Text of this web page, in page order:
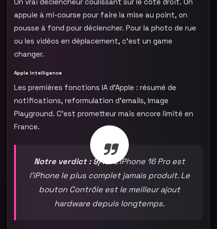
appuie à mi-course pour faire la mise au point, on
pousse à fond pour déclencher. Pour la photo de rue
ou les vidéos en déplacement, c’est un game
changer.
Apple Intelligence
Les premières fonctions IA d’Apple : résumé de
notifications, reformulation d’emails, Image
Playground. C’est prometteur mais encore limité en
France.
Notre verdict : 9/10.L’iPhone 16 Pro est
l’iPhone le plus complet jamais produit. Le
bouton Contrôle est le meilleur ajout
hardware depuis longtemps.